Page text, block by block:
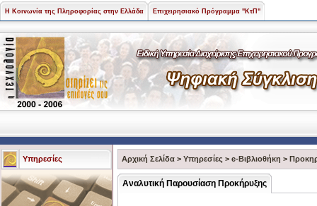
Η Κοινωνία της Πληροφορίας στην Ελλάδα Επιχειρησιακό Πρόγραμμα "ΚτΠ"
Υπηρεσίες Αρχική Σελίδα > Υπηρεσίες > e-Βιβλιοθήκη >
Αναλυτική Παρουσίαση Προκήρυξης